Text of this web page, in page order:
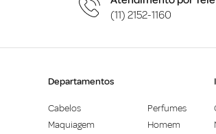
(11) 2152-1160
Departamentos
Cabelos
Maquiagem
Perfumes
Homem